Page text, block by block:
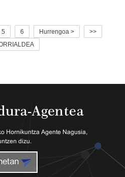
5 6 Hurrengoa >
>>
Agentea
Hornikuntza Agente Nagusia,
dizu.